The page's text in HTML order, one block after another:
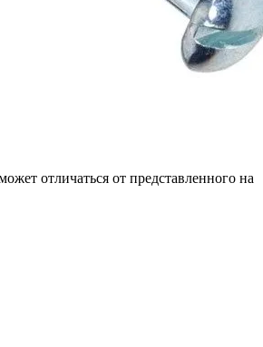
отличаться от представленного на